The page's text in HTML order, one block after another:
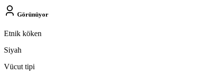
Görünüyor
Etnik köken
Siyah
Vücut tipi